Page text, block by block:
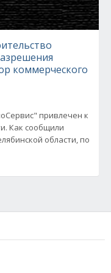
коммерческого
привлечен к
Как сообщили
области, по